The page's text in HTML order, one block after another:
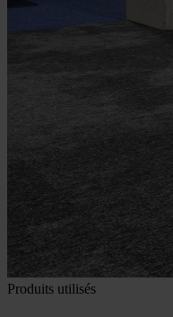
Produits utilisés